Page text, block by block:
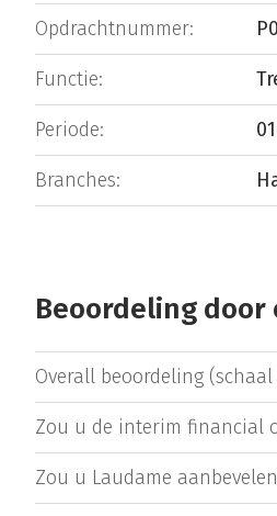
Opdrachtnummer:
Functie:
Periode:
Branches:
Beoordeling door
Overall beoordeling (schaal
Zou u de interim financial
Zou u Laudame